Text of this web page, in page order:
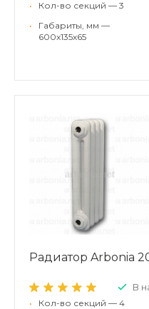
•
Кол-во секций — 3
•
Габариты, мм —
600x135x65
Радиатор Arbonia
В
•
Кол-во секций — 4